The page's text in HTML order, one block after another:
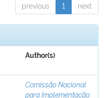
previous 1 next
Author(s)
Comissão Nacional
para Implementação